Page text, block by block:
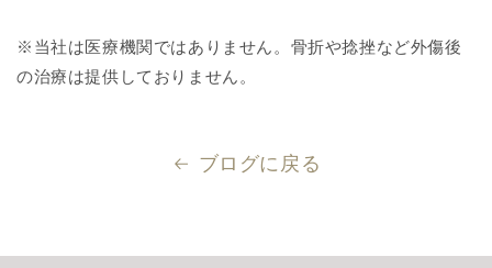
※当社は医療機関ではありません。骨折や捻挫など外傷後
の治療は提供しておりません。
ブログに戻る